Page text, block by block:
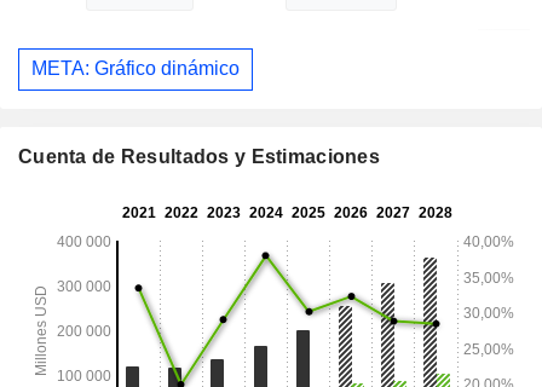
META: Gráfico dinámico
Cuenta de Resultados y Estimaciones